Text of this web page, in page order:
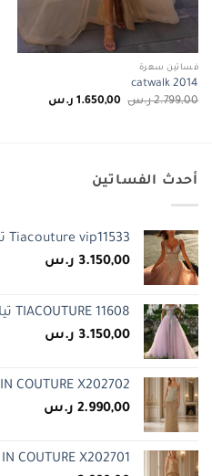
فساتين سهرة
catwalk 2014
2.799,00 ر.س السعر
1.650,00 ر.سالسعر
أحدث الفساتين
Tiacouture vip11533 تيا كوتور
3.150,00 ر.س
TIACOUTURE 11608 تيا كوتور
3.150,00 ر.س
IN COUTURE X202702 ان كوتور - طلب مسبق
2.990,00 ر.س
IN COUTURE X202701 ان كوتور - طلب مسبق